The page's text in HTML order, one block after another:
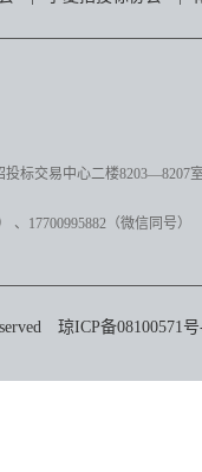
标交易中心二楼8203—8207
、17700995882 （微信同号）
琼ICP备08100571